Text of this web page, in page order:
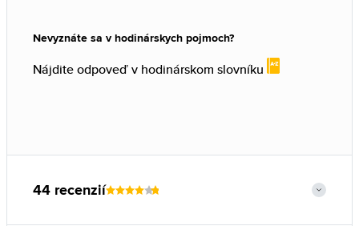
Nevyznáte sa v hodinárskych pojmoch?
Nájdite odpoveď v hodinárskom slovníku
44 recenzií